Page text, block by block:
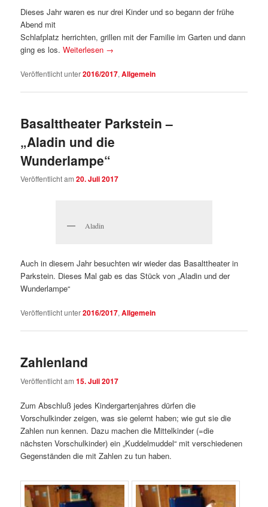
Dieses Jahr waren es nur drei Kinder und so begann der frühe
Abend mit
Schlafplatz herrichten, grillen mit der Familie im Garten und dann
ging es los.Weiterlesen →
Veröffentlicht unter2016/2017,Allgemein
Basalttheater Parkstein –
„Aladin und die
Wunderlampe“
Veröffentlicht am20. Juli 2017
Aladin
Auch in diesem Jahr besuchten wir wieder das Basalttheater in
Parkstein. Dieses Mal gab es das Stück von „Aladin und der
Wunderlampe“
Veröffentlicht unter2016/2017,Allgemein
Zahlenland
Veröffentlicht am15. Juli 2017
Zum Abschluß jedes Kindergartenjahres dürfen die
Vorschulkinder zeigen, was sie gelernt haben; wie gut sie die
Zahlen nun kennen. Dazu machen die Mittelkinder (=die
nächsten Vorschulkinder) ein „Kuddelmuddel“ mit verschiedenen
Gegenständen die mit Zahlen zu tun haben.